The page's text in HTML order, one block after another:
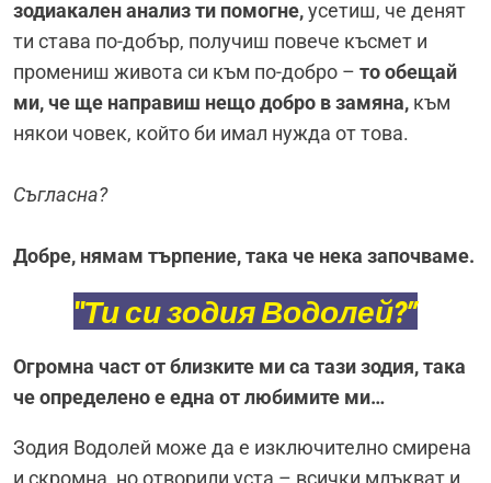
зодиакален анализ ти помогне,усетиш, че денят
ти става по-добър, получиш повече късмет и
промениш живота си към по-добро – то обещай
ми, че ще направиш нещо добро в замяна, към
някои човек, който би имал нужда от това.
Съгласна?
Добре, нямам търпение, така че нека започваме.
"Ти си зодия Водолей?”
Огромна част от близките ми са тази зодия, така
че определено е една от любимите ми…
Зодия Водолей може да е изключително смирена
и скромна, но отворили уста – всички млъкват и